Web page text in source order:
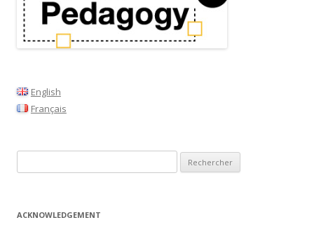
English
Français
ACKNOWLEDGEMENT